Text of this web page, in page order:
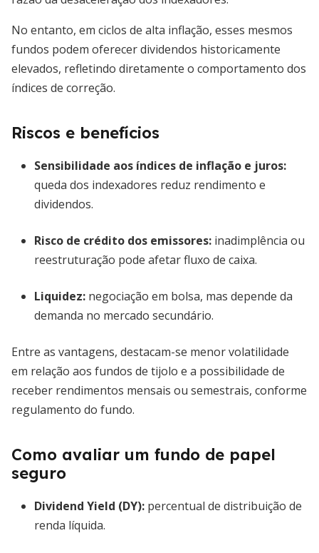
No entanto, em ciclos de alta inflação, esses mesmos
fundos podem oferecer dividendos historicamente
elevados, refletindo diretamente o comportamento dos
índices de correção.
Riscos e benefícios
Sensibilidade aos índices de inflação e juros:
queda dos indexadores reduz rendimento e
dividendos.
Risco de crédito dos emissores: inadimplência ou
reestruturação pode afetar fluxo de caixa.
Liquidez: negociação em bolsa, mas depende da
demanda no mercado secundário.
Entre as vantagens, destacam-se menor volatilidade
em relação aos fundos de tijolo e a possibilidade de
receber rendimentos mensais ou semestrais, conforme
regulamento do fundo.
Como avaliar um fundo de papel
seguro
Dividend Yield (DY): percentual de distribuição de
renda líquida.